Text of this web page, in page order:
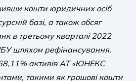
кошти юридичних осіб
базі, а також обсяг
в третьому кварталі 2022
шляхом рефінансування.
активів АТ «ЮНЕКС
такими як грошові кошти